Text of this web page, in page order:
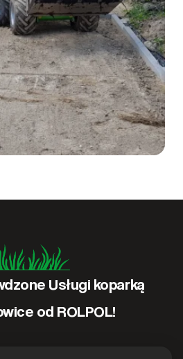
Usługi koparką
od ROLPOL!